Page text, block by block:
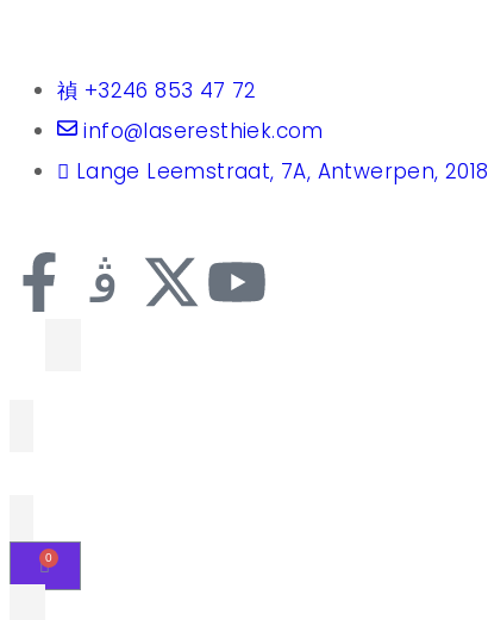
+3246 853 47 72
info@laseresthiek.com
Lange Leemstraat, 7A, Antwerpen, 2018